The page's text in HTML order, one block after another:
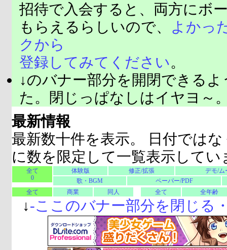
招待で入会すると、両方にボ
もらえるらしいので、
よかっ
クから
登録してみてください。
↓のバナー部分を開閉できる
た。閉じっぱなしはイヤヨ～
最新情報
最新数十件を表示。 日付では
に数を限定して一覧表示してい
全て
0
体験版 修正/拡張
デモ/ム
歌・BGM
ペーパー/PDF
全て
商業 同人 全て 全年齢
↓-ここのバナー部分を閉じる